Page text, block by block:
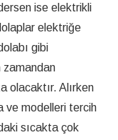
ise elektrikli
elektriğe
gibi
zamandan
olacaktır. Alırken
ve modelleri tercih
sıcakta çok